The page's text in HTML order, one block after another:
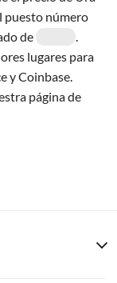
puesto número
de
.
lugares para
y Coinbase.
página de